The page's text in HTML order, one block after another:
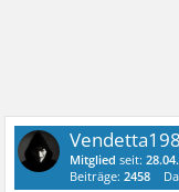
Mitglied seit:
Beiträge:2458